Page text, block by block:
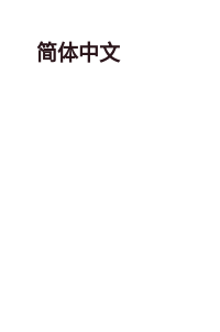
简体中文